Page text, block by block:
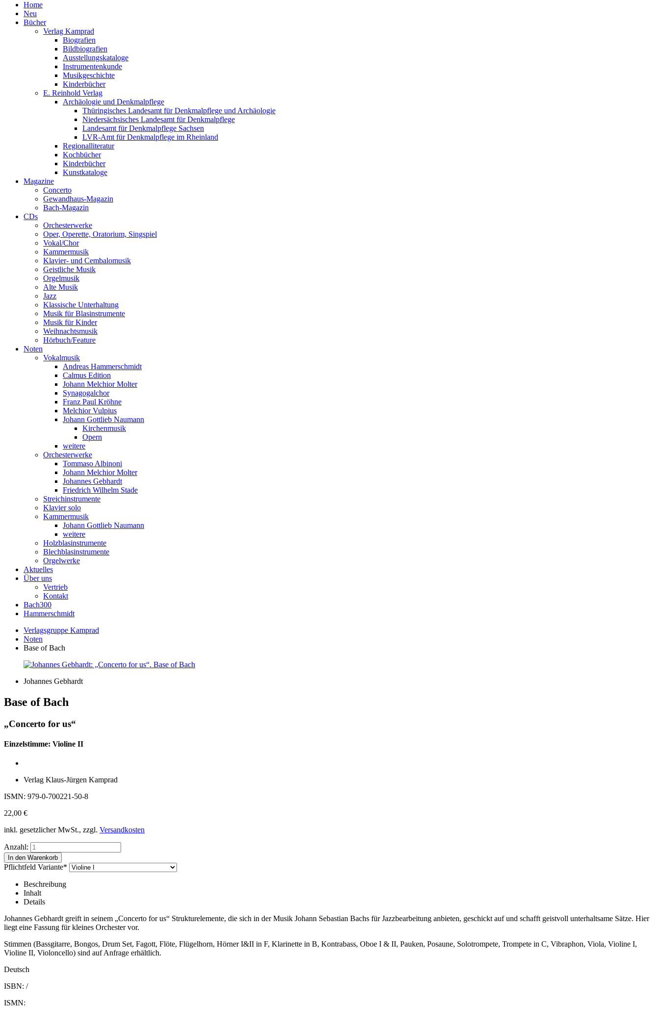
Home
Neu
Bücher
Verlag Kamprad
Biografien
Bildbiografien
Ausstellungskataloge
Instrumentenkunde
Musikgeschichte
Kinderbücher
E. Reinhold Verlag
Archäologie und Denkmalpflege
Thüringisches Landesamt für Denkmalpflege und Archäologie
Niedersächsisches Landesamt für Denkmalpflege
Landesamt für Denkmalpflege Sachsen
LVR-Amt für Denkmalpflege im Rheinland
Regionalliteratur
Kochbücher
Kinderbücher
Kunstkataloge
Magazine
Concerto
Gewandhaus-Magazin
Bach-Magazin
CDs
Orchesterwerke
Oper, Operette, Oratorium, Singspiel
Vokal/Chor
Kammermusik
Klavier- und Cembalomusik
Geistliche Musik
Orgelmusik
Alte Musik
Jazz
Klassische Unterhaltung
Musik für Blasinstrumente
Musik für Kinder
Weihnachtsmusik
Hörbuch/Feature
Noten
Vokalmusik
Andreas Hammerschmidt
Calmus Edition
Johann Melchior Molter
Synagogalchor
Franz Paul Kröhne
Melchior Vulpius
Johann Gottlieb Naumann
Kirchenmusik
Opern
weitere
Orchesterwerke
Tommaso Albinoni
Johann Melchior Molter
Johannes Gebhardt
Friedrich Wilhelm Stade
Streichinstrumente
Klavier solo
Kammermusik
Johann Gottlieb Naumann
weitere
Holzblasinstrumente
Blechblasinstrumente
Orgelwerke
Aktuelles
Über uns
Vertrieb
Kontakt
Bach300
Hammerschmidt
Verlagsgruppe Kamprad
Noten
Base of Bach
Johannes Gebhardt
Base of Bach
„Concerto for us“
Einzelstimme: Violine II
Verlag Klaus-Jürgen Kamprad
ISMN: 979-0-700221-50-8
22,00 €
inkl. gesetzlicher MwSt., zzgl. Versandkosten
Anzahl:
Pflichtfeld Variante*
Beschreibung
Inhalt
Details
Johannes Gebhardt greift in seinem „Concerto for us“ Strukturelemente, die sich in der Musik Johann Sebastian Bachs für Jazzbearbeitung anbieten, geschickt auf und schafft geistvoll unterhaltsame Sätze. Hier
liegt eine Fassung für kleines Orchester vor.
Stimmen (Bassgitarre, Bongos, Drum Set, Fagott, Flöte, Flügelhorn, Hörner I&II in F, Klarinette in B, Kontrabass, Oboe I & II, Pauken, Posaune, Solotrompete, Trompete in C, Vibraphon, Viola, Violine I,
Violine II, Violoncello) sind auf Anfrage erhältlich.
Deutsch
ISBN: /
ISMN: